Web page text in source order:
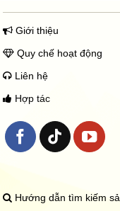
Giới thiệu
Quy chế hoạt động
Liên hệ
Hợp tác
Hướng dẫn tìm kiếm